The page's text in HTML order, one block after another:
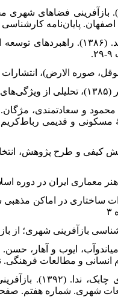
۲۶. شاهین، شب‌افروز. (۱۳۹۱).
اصفهان. پایان‌نامه
۲۷. شریف زادگان،
جان. (۱۳۹۶). پویش کیفی و
ساختاری در اماکن
مطالعات فرهنگی. تحقیقات
۳۶. لطیفی،
شهری. شماره هفتم. صفحات